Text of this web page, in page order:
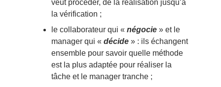
veut procéder, de la réalisation jusqu’à
la vérification ;
le collaborateur qui « négocie » et le
manager qui « décide » : ils échangent
ensemble pour savoir quelle méthode
est la plus adaptée pour réaliser la
tâche et le manager tranche ;